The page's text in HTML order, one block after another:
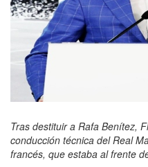
Tras destituir a Rafa Benítez,
conducción técnica del Real
francés, que estaba al frente